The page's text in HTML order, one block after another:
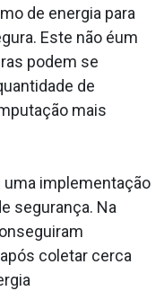
de energia para
Este não éum
podem se
de
mais
implementação
segurança. Na
coletar cerca